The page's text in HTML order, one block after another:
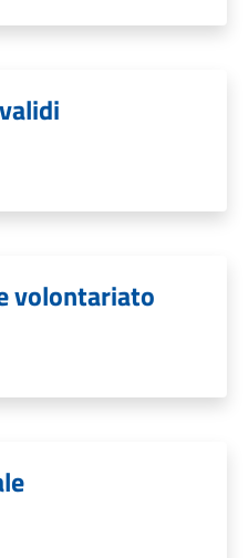
volontariato